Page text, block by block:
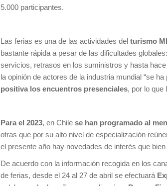
5.000 participantes.
Las ferias es una de las actividades del turismo
bastante rápida a pesar de las dificultades
servicios, retrasos en los suministros y hasta
la opinión de actores de la industria mundial “se
positiva los encuentros presenciales, por lo que
Para el 2023, en Chile se han programado al
otras que por su alto nivel de especialización
el presente año hay novedades de interés que
De acuerdo con la información recogida en los
de ferias, desde el 24 al 27 de abril se efectuará